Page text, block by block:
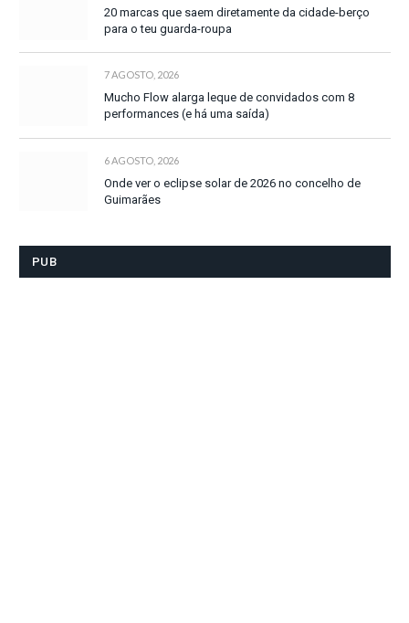
20 marcas que saem diretamente da cidade-berço
para o teu guarda-roupa
7 AGOSTO, 2026
Mucho Flow alarga leque de convidados com 8
performances (e há uma saída)
6 AGOSTO, 2026
Onde ver o eclipse solar de 2026 no concelho de
Guimarães
PUB